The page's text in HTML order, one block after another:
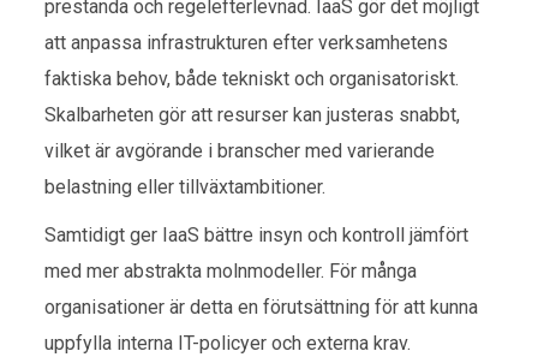
prestanda och regelefterlevnad. IaaS gör det möjligt
att anpassa infrastrukturen efter verksamhetens
faktiska behov, både tekniskt och organisatoriskt.
Skalbarheten gör att resurser kan justeras snabbt,
vilket är avgörande i branscher med varierande
belastning eller tillväxtambitioner.
Samtidigt ger IaaS bättre insyn och kontroll jämfört
med mer abstrakta molnmodeller. För många
organisationer är detta en förutsättning för att kunna
uppfylla interna IT-policyer och externa krav.